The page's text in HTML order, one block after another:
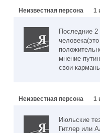
Неизвестная персона 1
Последние 2
мнение-
свои
Неизвестная персона 1
Июльские
Гитлер или